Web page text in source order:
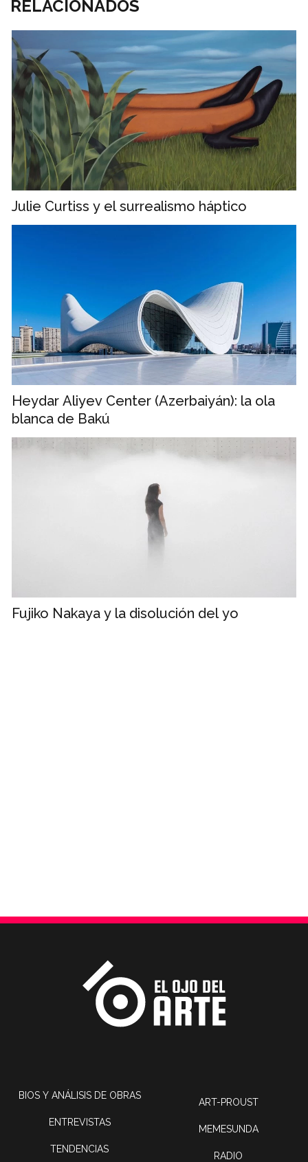
RELACIONADOS
Julie Curtiss y el surrealismo háptico
Heydar Aliyev Center (Azerbaiyán): la ola
blanca de Bakú
Fujiko Nakaya y la disolución del yo
BIOS Y ANÁLISIS DE OBRAS
ENTREVISTAS
TENDENCIAS
ART-PROUST
MEMESUNDA
RADIO